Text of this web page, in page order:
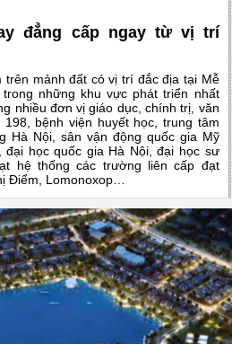
đẳng cấp ngay từ vị trí
trên mảnh đất có vị trí đắc địa tại Mễ
những khu vực phát triển nhất
nhiều đơn vị giáo dục, chính trị, văn
bệnh viện huyết học, trung tâm
Hà Nội, sân vận động quốc gia Mỹ
học quốc gia Hà Nội, đại học sư
hệ thống các trường liên cấp đạt
Điểm, Lomonoxop…